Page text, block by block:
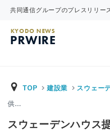
共同通信グループのプレスリリー
KYODO NEWS
PRWIRE
TOP 建設業 スウェー
供…
スウェーデンハウス